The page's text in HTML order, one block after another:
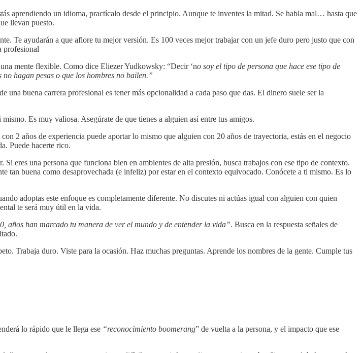
aprendiendo un idioma, practícalo desde el principio. Aunque te inventes la mitad. Se habla mal… hasta que
llevan puesto.
Te ayudarán a que aflore tu mejor versión. Es 100 veces mejor trabajar con un jefe duro pero justo que con
profesional
mente flexible. Como dice Eliezer Yudkowsky: “Decir ‘no soy el tipo de persona que hace ese tipo de
hagan pesas o que los hombres no bailen.”
buena carrera profesional es tener más opcionalidad a cada paso que das. El dinero suele ser la
Es muy valiosa. Asegúrate de que tienes a alguien así entre tus amigos.
2 años de experiencia puede aportar lo mismo que alguien con 20 años de trayectoria, estás en el negocio
Puede hacerte rico.
eres una persona que funciona bien en ambientes de alta presión, busca trabajos con ese tipo de contexto.
tan buena como desaprovechada (e infeliz) por estar en el contexto equivocado. Conócete a ti mismo. Es lo
adoptas este enfoque es completamente diferente. No discutes ni actúas igual con alguien con quien
te será muy útil en la vida.
años han marcado tu manera de ver el mundo y de entender la vida”. Busca en la respuesta señales de
Trabaja duro. Viste para la ocasión. Haz muchas preguntas. Aprende los nombres de la gente. Cumple tus
lo rápido que le llega ese “reconocimiento boomerang” de vuelta a la persona, y el impacto que ese